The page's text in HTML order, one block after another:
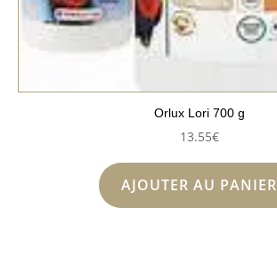
Orlux Lori 700 g
13.55€
AJOUTER AU PANIER